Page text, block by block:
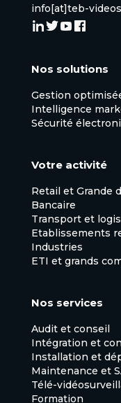
info[at]teb-
Nos solutions
Gestion
Intelligence
Sécurité
Votre activité
Retail et Grande
Bancaire
Transport et
Etablissements
Industries
ETI et grands
Nos services
Audit et conseil
Intégration et
Installation et
Maintenance et
Télé-
Formation